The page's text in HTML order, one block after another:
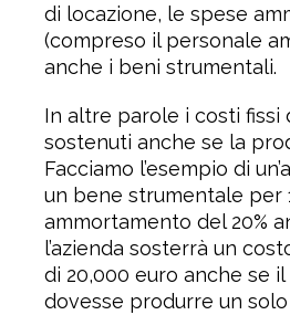
di locazione, le spese
(compreso il personale
anche i beni strumentali.
In altre parole i costi fissi
sostenuti anche se la
Facciamo l’esempio di
un bene strumentale per
ammortamento del 20%
l’azienda sosterrà un
di 20,000 euro anche se
dovesse produrre un solo